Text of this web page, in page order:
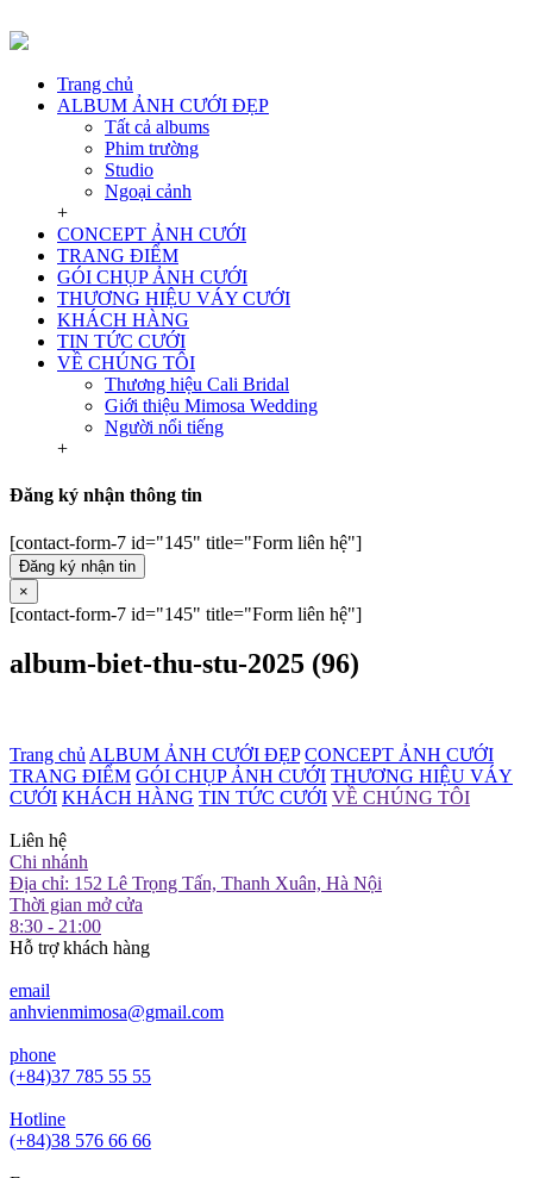
Trang chủ
ALBUM ẢNH CƯỚI ĐẸP
Tất cả albums
Phim trường
Studio
Ngoại cảnh
+
CONCEPT ẢNH CƯỚI
TRANG ĐIỂM
GÓI CHỤP ẢNH CƯỚI
THƯƠNG HIỆU VÁY CƯỚI
KHÁCH HÀNG
TIN TỨC CƯỚI
VỀ CHÚNG TÔI
Thương hiệu Cali Bridal
Giới thiệu Mimosa Wedding
Người nổi tiếng
+
Đăng ký nhận thông tin
[contact-form-7 id="145" title="Form liên hệ"]
Đăng ký nhận tin
×
[contact-form-7 id="145" title="Form liên hệ"]
album-biet-thu-stu-2025 (96)
Trang chủ ALBUM ẢNH CƯỚI ĐẸP CONCEPT ẢNH CƯỚI
TRANG ĐIỂM GÓI CHỤP ẢNH CƯỚI THƯƠNG HIỆU VÁY
CƯỚI KHÁCH HÀNG TIN TỨC CƯỚI VỀ CHÚNG TÔI
Liên hệ
Chi nhánh
Địa chỉ: 152 Lê Trọng Tấn, Thanh Xuân, Hà Nội
Thời gian mở cửa
8:30 - 21:00
Hỗ trợ khách hàng
email
anhvienmimosa@gmail.com
phone
(+84)37 785 55 55
Hotline
(+84)38 576 66 66